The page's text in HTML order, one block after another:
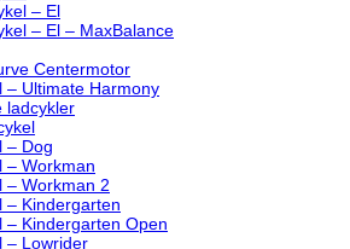
– El
– El – MaxBalance
Centermotor
– Ultimate Harmony
ladcykler
– Dog
– Workman
– Workman 2
– Kindergarten
– Kindergarten Open
– Lowrider